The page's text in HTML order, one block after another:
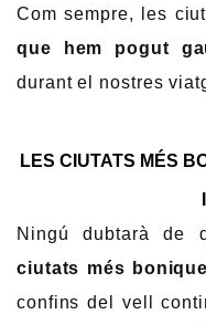
Com sempre, les
que hem pogut
durant el nostres
LES CIUTATS MÉS
Ningú dubtarà de
ciutats més
confins del vell